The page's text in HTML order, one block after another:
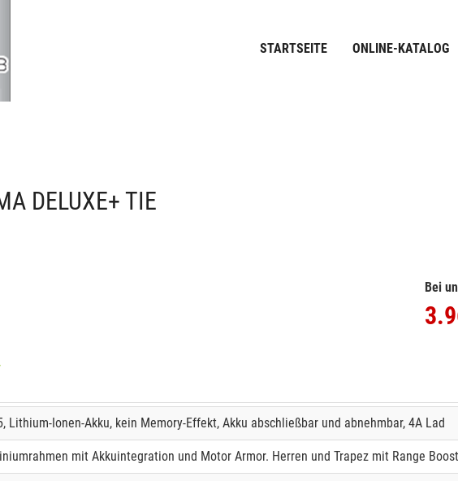
STARTSEITE ONLINE-KATALOG
DELUXE+ TIE
Bei
Lithium-Ionen-Akku, kein Memory-Effekt, Akku abschließbar und abnehmbar, 4A Lad
mit Akkuintegration und Motor Armor. Herren und Trapez mit Range